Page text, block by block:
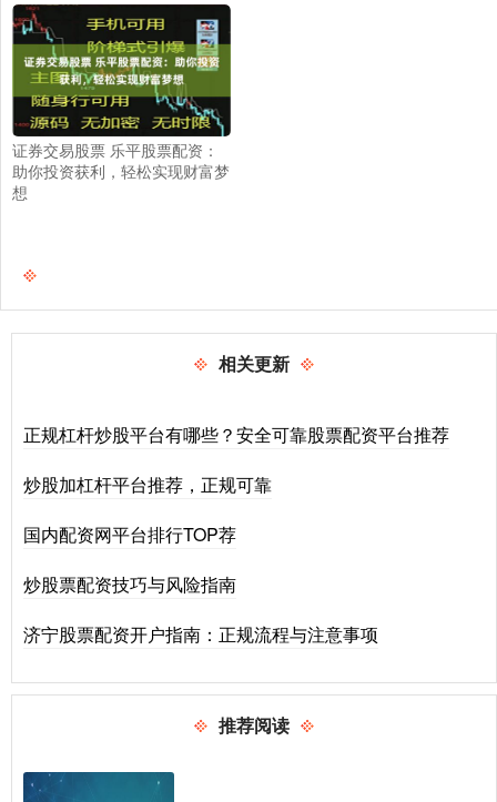
证券交易股票 乐平股票配资：
助你投资获利，轻松实现财富梦
想
相关更新
正规杠杆炒股平台有哪些？安全可靠股票配资平台推荐
炒股加杠杆平台推荐，正规可靠
国内配资网平台排行TOP荐
炒股票配资技巧与风险指南
济宁股票配资开户指南：正规流程与注意事项
推荐阅读